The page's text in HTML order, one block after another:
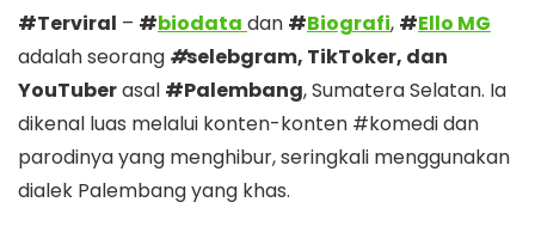
#Terviral – #biodata dan #Biografi, #Ello MG
adalah seorang #selebgram, TikToker, dan
YouTuberasal #Palembang, Sumatera Selatan. Ia
dikenal luas melalui konten-konten #komedi dan
parodinya yang menghibur, seringkali menggunakan
dialek Palembang yang khas.